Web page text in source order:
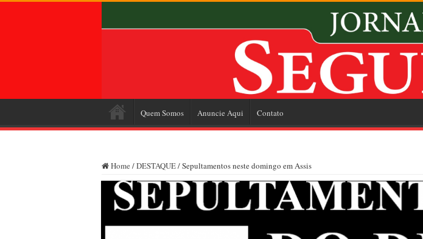
Quem Somos Anuncie Aqui Contato
Home /DESTAQUE/Sepultamentos neste domingo em Assis